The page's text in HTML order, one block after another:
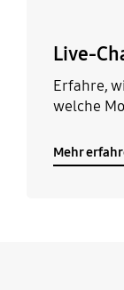
Live-
Erfahre,
welche
Mehr